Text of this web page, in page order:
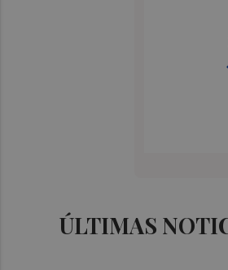
ÚLTIMAS